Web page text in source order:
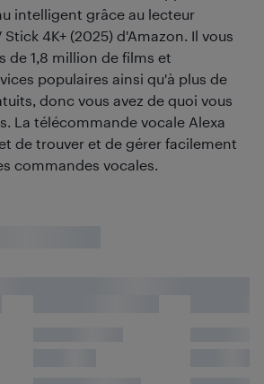
intelligent grâce au lecteur
4K+ (2025) d'Amazon. Il vous
de 1,8 million de films et
populaires ainsi qu'à plus de
donc vous avez de quoi vous
La télécommande vocale Alexa
de trouver et de gérer facilement
commandes vocales.